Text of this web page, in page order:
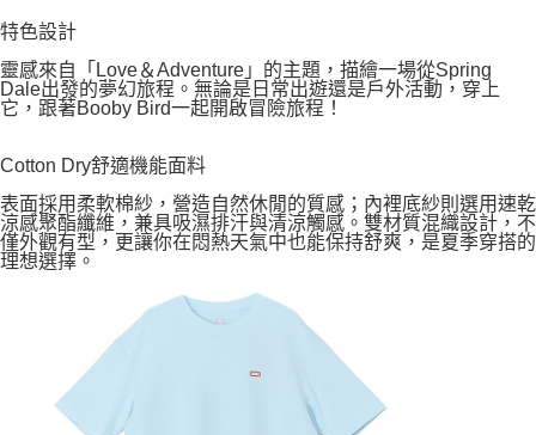
特色設計
靈感來自「Love＆Adventure」的主題，描繪一場從Spring
Dale出發的夢幻旅程。無論是日常出遊還是戶外活動，穿上
它，跟著Booby Bird一起開啟冒險旅程！
Cotton Dry舒適機能面料
表面採用柔軟棉紗，營造自然休閒的質感；內裡底紗則選用速乾
涼感聚酯纖維，兼具吸濕排汗與清涼觸感。雙材質混織設計，不
僅外觀有型，更讓你在悶熱天氣中也能保持舒爽，是夏季穿搭的
理想選擇。